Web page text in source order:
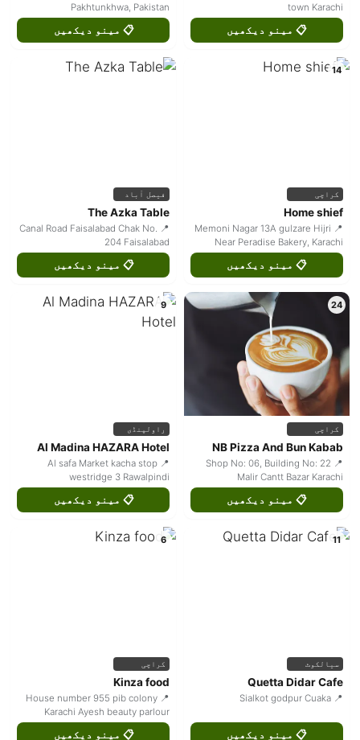
town Karachi
📋 مینو دیکھیں
Pakhtunkhwa, Pakistan
📋 مینو دیکھیں
14
کراچی
Home shief
📍 Memoni Nagar 13A gulzare Hijri
Near Peradise Bakery, Karachi
📋 مینو دیکھیں
فیصل آباد
The Azka Table
📍 Canal Road Faisalabad Chak No.
204 Faisalabad
📋 مینو دیکھیں
24
کراچی
NB Pizza And Bun Kabab
📍 Shop No: 06, Building No: 22
Malir Cantt Bazar Karachi
📋 مینو دیکھیں
9
راولپنڈی
Al Madina HAZARA Hotel
📍 Al safa Market kacha stop
westridge 3 Rawalpindi
📋 مینو دیکھیں
11
سیالکوٹ
Quetta Didar Cafe
📍 Sialkot godpur Cuaka
📋 مینو دیکھیں
6
کراچی
Kinza food
📍 House number 955 pib colony
Karachi Ayesh beauty parlour
📋 مینو دیکھیں